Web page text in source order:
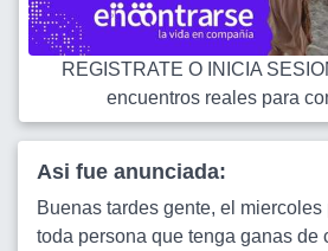
REGISTRATE O INICIA
encuentros reales para
Asi fue anunciada:
Buenas tardes gente, el
toda persona que tenga ganas de